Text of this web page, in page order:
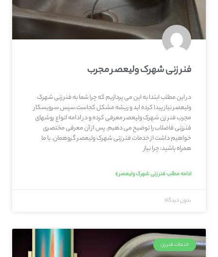
فنر زنی شهرک ولیعصر مجرب
در این مطلب ابتدا به این می پردازیم که چرا شما به فنر زنی شهرک
ولیعصر نیاز پیدا کرده اید و ریشه مشکل کجاست.سپس سرویسکار
مجرب فنر زن شهرک ولیعصر معرفی کرده و در ادامه انواع روشهای
فنرزنی فاضلاب را توضیح می دهیم. پس از آن معرفی مختصری
خواهیم داشت از خدمات فنر زنی شهرک ولیعصر گروهمان. با ما
همراه باشید: چرا نیاز
ادامه مطلب فنر زنی شهرک ولیعصر »
بدون دیدگاه
خدمات فنرزن